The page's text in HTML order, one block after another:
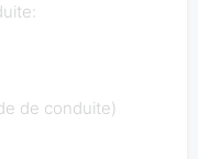
de conduite)